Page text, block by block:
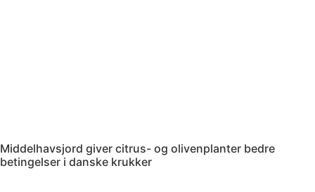
Middelhavsjord giver citrus- og olivenplanter bedre
betingelser i danske krukker